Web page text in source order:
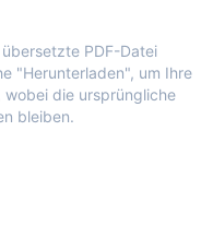
PDF-Datei
"Herunterladen", um Ihre
wobei die ursprüngliche
bleiben.